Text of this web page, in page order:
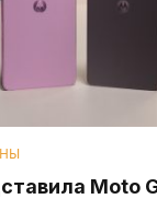
Moto